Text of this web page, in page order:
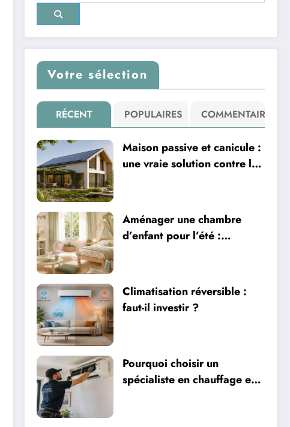
Votre sélection
RÉCENT POPULAIRES COMMENTAIRE
Maison passive et canicule :
une vraie solution contre la
Aménager une chambre
d’enfant pour l’été :
Climatisation réversible :
faut-il investir ?
Pourquoi choisir un
spécialiste en chauffage et